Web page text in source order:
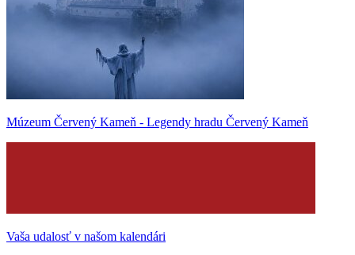
Múzeum Červený Kameň - Legendy hradu Červený Kameň
Vaša udalosť v našom kalendári